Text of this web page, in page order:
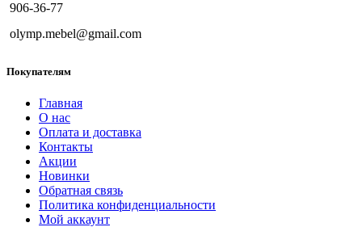
906-36-77
olymp.mebel@gmail.com
Покупателям
Главная
О нас
Оплата и доставка
Контакты
Акции
Новинки
Обратная связь
Политика конфиденциальности
Мой аккаунт